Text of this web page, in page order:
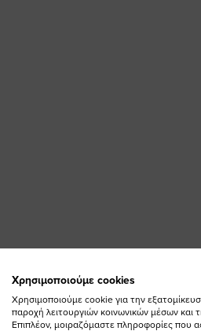
Χρησιμοποιούμε cookies
Χρησιμοποιούμε cookie για την
παροχή λειτουργιών κοινωνικών μέσων και
Επιπλέον, μοιραζόμαστε πληροφορίες που